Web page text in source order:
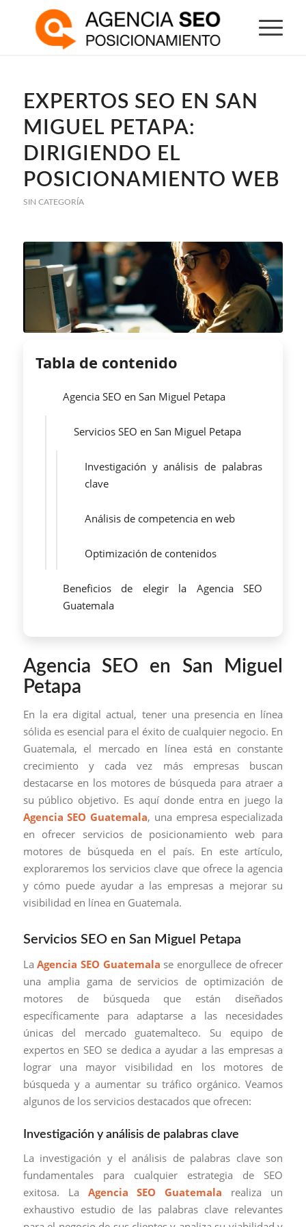
EXPERTOS SEO EN SAN
MIGUEL PETAPA:
DIRIGIENDO EL
POSICIONAMIENTO WEB
SIN CATEGORÍA
Tabla de contenido
Agencia SEO en San Miguel Petapa
Servicios SEO en San Miguel Petapa
Investigación y análisis de palabras
clave
Análisis de competencia en web
Optimización de contenidos
Beneficios de elegir la Agencia SEO
Guatemala
Agencia SEO en San Miguel
Petapa
En la era digital actual, tener una presencia en línea
sólida es esencial para el éxito de cualquier negocio. En
Guatemala, el mercado en línea está en constante
crecimiento y cada vez más empresas buscan
destacarse en los motores de búsqueda para atraer a
su público objetivo. Es aquí donde entra en juego la
Agencia SEO Guatemala, una empresa especializada
en ofrecer servicios de posicionamiento web para
motores de búsqueda en el país. En este artículo,
exploraremos los servicios clave que ofrece la agencia
y cómo puede ayudar a las empresas a mejorar su
visibilidad en línea en Guatemala.
Servicios SEO en San Miguel Petapa
LaAgencia SEO Guatemala se enorgullece de ofrecer
una amplia gama de servicios de optimización de
motores de búsqueda que están diseñados
específicamente para adaptarse a las necesidades
únicas del mercado guatemalteco. Su equipo de
expertos en SEO se dedica a ayudar a las empresas a
lograr una mayor visibilidad en los motores de
búsqueda y a aumentar su tráfico orgánico. Veamos
algunos de los servicios destacados que ofrecen:
Investigación y análisis de palabras clave
La investigación y el análisis de palabras clave son
fundamentales para cualquier estrategia de SEO
exitosa. La Agencia SEO Guatemala realiza un
exhaustivo estudio de las palabras clave relevantes